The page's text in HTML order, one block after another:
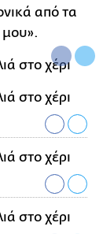
από τα
μου».